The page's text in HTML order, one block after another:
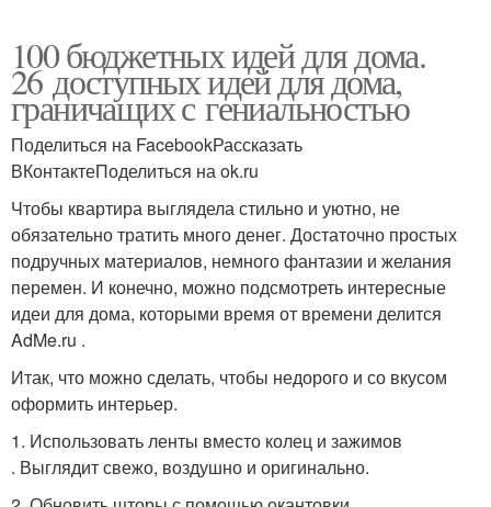
100 бюджетных идей для дома.
26 доступных идей для дома,
граничащих с гениальностью
Поделиться на FacebookРассказать
ВКонтактеПоделиться на ok.ru
Чтобы квартира выглядела стильно и уютно, не
обязательно тратить много денег. Достаточно простых
подручных материалов, немного фантазии и желания
перемен. И конечно, можно подсмотреть интересные
идеи для дома, которыми время от времени делится
AdMe.ru .
Итак, что можно сделать, чтобы недорого и со вкусом
оформить интерьер.
1. Использовать ленты вместо колец и зажимов
. Выглядит свежо, воздушно и оригинально.